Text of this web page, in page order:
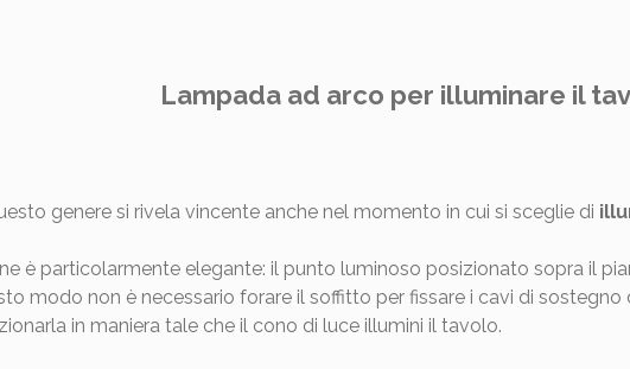
Lampada ad arco per illuminare il
genere si rivela vincente anche nel momento in cui si sceglie di
è particolarmente elegante: il punto luminoso posizionato sopra il
modo non è necessario forare il soffitto per fissare i cavi di
in maniera tale che il cono di luce illumini il tavolo.